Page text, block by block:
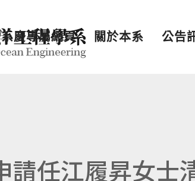
慶專屬網頁 關於本系 公告
請任江履昇女士